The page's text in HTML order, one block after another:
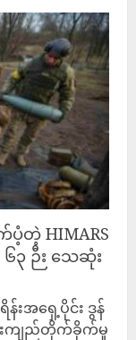
တဲ့ HIMARS
၃ ဉီး သေဆုံး
းအရှေ့ပိုင်း ဒွန်
ကျည်တိုက်ခိုက်မှု